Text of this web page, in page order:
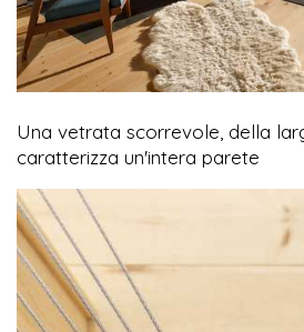
Una vetrata scorrevole, della
caratterizza un'intera parete